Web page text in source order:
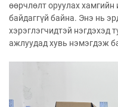
өөрчлөлт оруулах хамгийн
байдаггүй байна. Энэ нь
хэрэглэгчидтэй нэгдэхэд
ажлуудад хувь нэмэгдэж